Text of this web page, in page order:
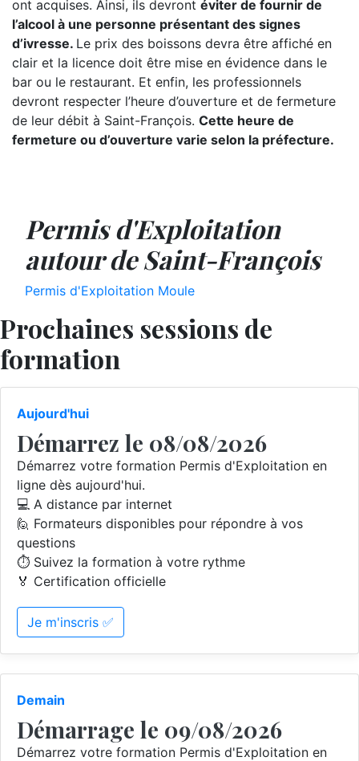
ont acquises. Ainsi, ils devront éviter de fournir de
l’alcool à une personne présentant des signes
d’ivresse. Le prix des boissons devra être affiché en
clair et la licence doit être mise en évidence dans le
bar ou le restaurant. Et enfin, les professionnels
devront respecter l’heure d’ouverture et de fermeture
de leur débit à Saint-François. Cette heure de
fermeture ou d’ouverture varie selon la préfecture.
Permis d'Exploitation
autour de Saint-François
Permis d'Exploitation Moule
Prochaines sessions de
formation
Aujourd'hui
Démarrez le 08/08/2026
Démarrez votre formation Permis d'Exploitation en
ligne dès aujourd'hui.
💻 A distance par internet
🙋 Formateurs disponibles pour répondre à vos
questions
⏱️ Suivez la formation à votre rythme
🏅 Certification officielle
Je m'inscris ✅
Demain
Démarrage le 09/08/2026
Démarrez votre formation Permis d'Exploitation en